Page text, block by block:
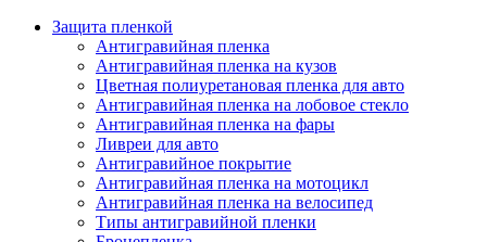
Защита пленкой
Антигравийная пленка
Антигравийная пленка на кузов
Цветная полиуретановая пленка для авто
Антигравийная пленка на лобовое стекло
Антигравийная пленка на фары
Ливреи для авто
Антигравийное покрытие
Антигравийная пленка на мотоцикл
Антигравийная пленка на велосипед
Типы антигравийной пленки